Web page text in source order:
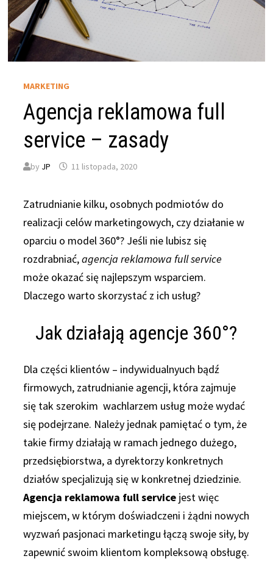
MARKETING
Agencja reklamowa full
service – zasady
by JP 11 listopada, 2020
Zatrudnianie kilku, osobnych podmiotów do
realizacji celów marketingowych, czy działanie w
oparciu o model 360°? Jeśli nie lubisz się
rozdrabniać,agencja reklamowa full service
może okazać się najlepszym wsparciem.
Dlaczego warto skorzystać z ich usług?
Jak działają agencje 360°?
Dla części klientów – indywidualnyuch bądź
firmowych, zatrudnianie agencji, która zajmuje
się tak szerokim wachlarzem usług może wydać
się podejrzane. Należy jednak pamiętać o tym, że
takie firmy działają w ramach jednego dużego,
przedsiębiorstwa, a dyrektorzy konkretnych
działów specjalizują się w konkretnej dziedzinie.
Agencja reklamowa full service jest więc
miejscem, w którym doświadczeni i żądni nowych
wyzwań pasjonaci marketingu łączą swoje siły, by
zapewnić swoim klientom kompleksową obsługę.